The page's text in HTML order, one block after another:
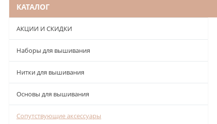
КАТАЛОГ
АКЦИИ И СКИДКИ
Наборы для вышивания
Нитки для вышивания
Основы для вышивания
Сопутствующие аксессуары